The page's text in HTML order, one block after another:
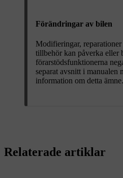
Förändringar av bilen
Modifieringar,
tillbehör kan påverka eller
förarstödsfunktionerna
separat avsnitt i manualen
information om detta ämne.
Relaterade artiklar